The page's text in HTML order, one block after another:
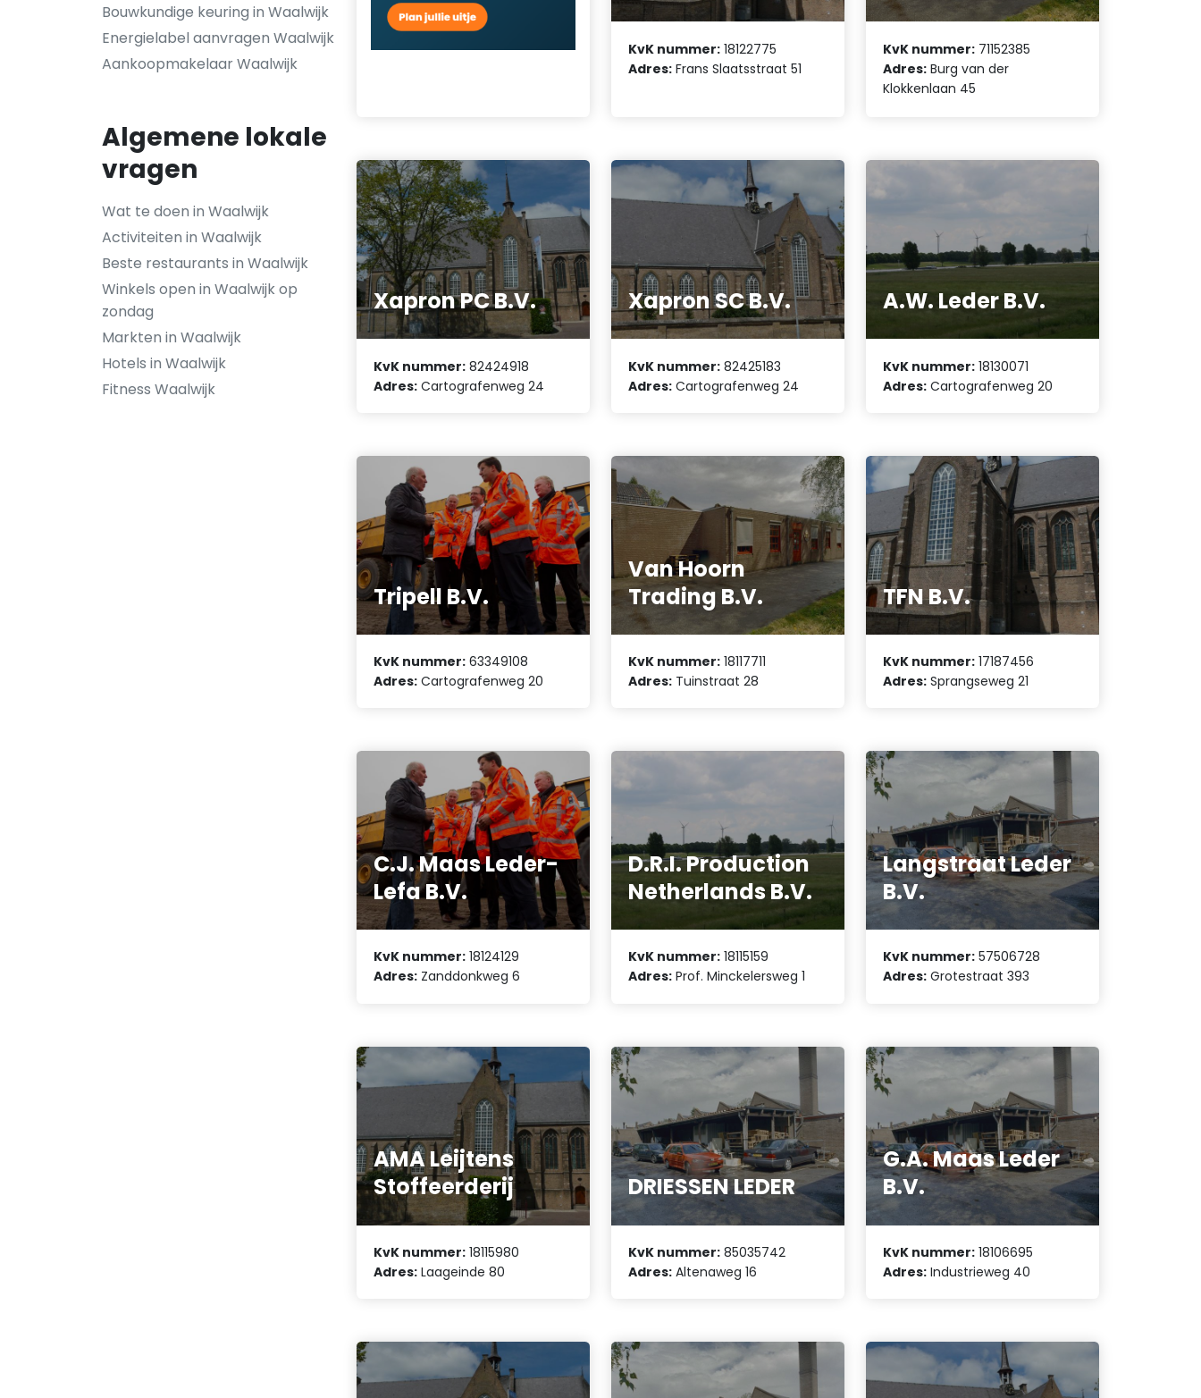
Bouwkundige keuring in Waalwijk
Energielabel aanvragen Waalwijk
Aankoopmakelaar Waalwijk
Algemene lokale
vragen
Wat te doen in Waalwijk
Activiteiten in Waalwijk
Beste restaurants in Waalwijk
Winkels open in Waalwijk op
zondag
Markten in Waalwijk
Hotels in Waalwijk
Fitness Waalwijk
KvK nummer: 18122775
Adres: Frans Slaatsstraat 51
KvK nummer: 71152385
Adres: Burg van der
Klokkenlaan 45
Xapron PC B.V.
KvK nummer: 82424918
Adres: Cartografenweg 24
Xapron SC B.V.
KvK nummer: 82425183
Adres: Cartografenweg 24
A.W. Leder B.V.
KvK nummer: 18130071
Adres: Cartografenweg 20
Tripell B.V.
KvK nummer: 63349108
Adres: Cartografenweg 20
Van Hoorn
Trading B.V.
KvK nummer: 18117711
Adres: Tuinstraat 28
TFN B.V.
KvK nummer: 17187456
Adres: Sprangseweg 21
C.J. Maas Leder-
Lefa B.V.
KvK nummer: 18124129
Adres: Zanddonkweg 6
D.R.I. Production
Netherlands B.V.
KvK nummer: 18115159
Adres: Prof. Minckelersweg 1
Langstraat Leder
B.V.
KvK nummer: 57506728
Adres: Grotestraat 393
AMA Leijtens
Stoffeerderij
KvK nummer: 18115980
Adres: Laageinde 80
DRIESSEN LEDER
KvK nummer: 85035742
Adres: Altenaweg 16
G.A. Maas Leder
B.V.
KvK nummer: 18106695
Adres: Industrieweg 40